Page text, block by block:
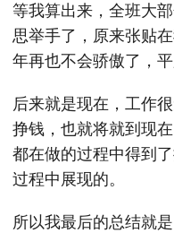
等我算出来，全班大
思举手了，原来张贴
年再也不会骄傲了，
后来就是现在，工作
挣钱，也就将就到现
都在做的过程中得到
过程中展现的。
所以我最后的总结就